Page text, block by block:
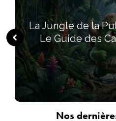
La Jungle de la
Le Guide des
Nos